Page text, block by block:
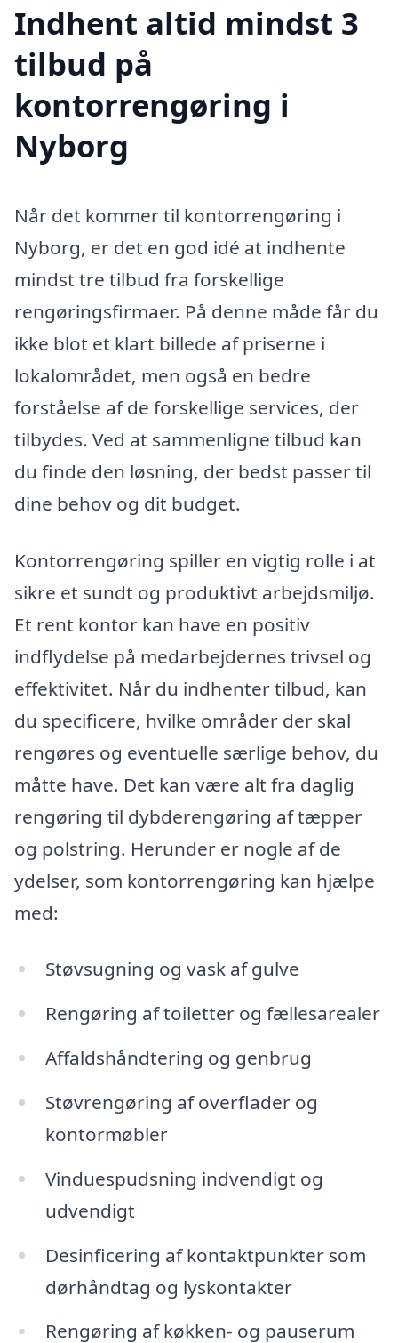
Indhent altid mindst 3
tilbud på
kontorrengøring i
Nyborg
Når det kommer til kontorrengøring i
Nyborg, er det en god idé at indhente
mindst tre tilbud fra forskellige
rengøringsfirmaer. På denne måde får du
ikke blot et klart billede af priserne i
lokalområdet, men også en bedre
forståelse af de forskellige services, der
tilbydes. Ved at sammenligne tilbud kan
du finde den løsning, der bedst passer til
dine behov og dit budget.
Kontorrengøring spiller en vigtig rolle i at
sikre et sundt og produktivt arbejdsmiljø.
Et rent kontor kan have en positiv
indflydelse på medarbejdernes trivsel og
effektivitet. Når du indhenter tilbud, kan
du specificere, hvilke områder der skal
rengøres og eventuelle særlige behov, du
måtte have. Det kan være alt fra daglig
rengøring til dybderengøring af tæpper
og polstring. Herunder er nogle af de
ydelser, som kontorrengøring kan hjælpe
med:
Støvsugning og vask af gulve
Rengøring af toiletter og fællesarealer
Affaldshåndtering og genbrug
Støvrengøring af overflader og
kontormøbler
Vinduespudsning indvendigt og
udvendigt
Desinficering af kontaktpunkter som
dørhåndtag og lyskontakter
Rengøring af køkken- og pauserum